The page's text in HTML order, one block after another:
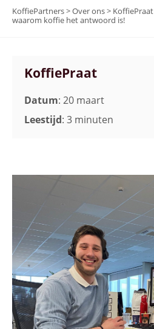
KoffiePartners>Over ons> KoffiePraat
waarom koffie het antwoord is!
KoffiePraat
Datum: 20 maart
Leestijd: 3 minuten